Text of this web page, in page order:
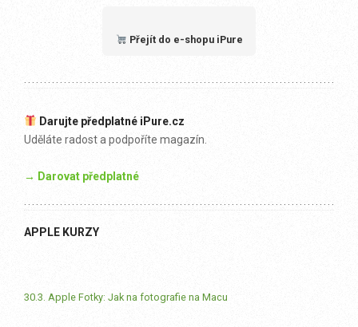
Přejít do e-shopu iPure
Darujte předplatné iPure.cz
Uděláte radost a podpoříte magazín.
→ Darovat předplatné
APPLE KURZY
30.3. Apple Fotky: Jak na fotografie na Macu